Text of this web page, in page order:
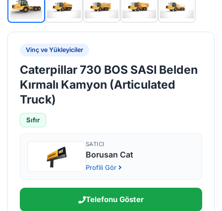
Vinç ve Yükleyiciler
Caterpillar 730 BOS SASI Belden
Kırmalı Kamyon (Articulated
Truck)
Sıfır
SATICI
Borusan Cat
Profili Gör
Telefonu Göster